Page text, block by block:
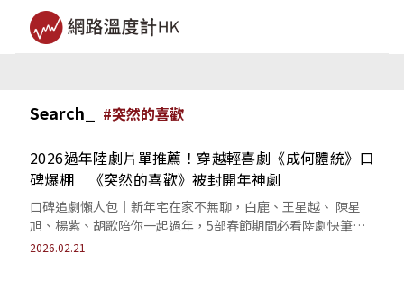
Search_ #突然的喜歡
2026過年陸劇片單推薦！穿越輕喜劇《成何體統》口
碑爆棚 《突然的喜歡》被封開年神劇
口碑追劇懶人包｜新年宅在家不無聊，白鹿、王星越、 陳星
旭、楊紫、胡歌陪你一起過年，5部春節期間必看陸劇快筆
記。
2026.02.21